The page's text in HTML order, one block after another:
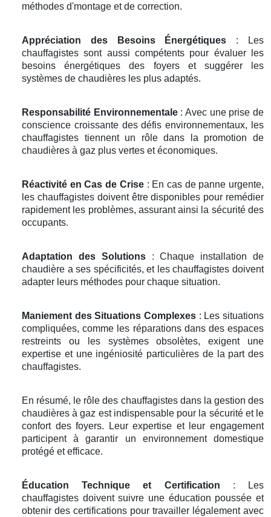
méthodes d'montage et de correction.
Appréciation des Besoins Énergétiques : Les
chauffagistes sont aussi compétents pour évaluer les
besoins énergétiques des foyers et suggérer les
systèmes de chaudières les plus adaptés.
Responsabilité Environnementale: Avec une prise de
conscience croissante des défis environnementaux, les
chauffagistes tiennent un rôle dans la promotion de
chaudières à gaz plus vertes et économiques.
Réactivité en Cas de Crise: En cas de panne urgente,
les chauffagistes doivent être disponibles pour remédier
rapidement les problèmes, assurant ainsi la sécurité des
occupants.
Adaptation des Solutions: Chaque installation de
chaudière a ses spécificités, et les chauffagistes doivent
adapter leurs méthodes pour chaque situation.
Maniement des Situations Complexes : Les situations
compliquées, comme les réparations dans des espaces
restreints ou les systèmes obsolètes, exigent une
expertise et une ingéniosité particulières de la part des
chauffagistes.
En résumé, le rôle des chauffagistes dans la gestion des
chaudières à gaz est indispensable pour la sécurité et le
confort des foyers. Leur expertise et leur engagement
participent à garantir un environnement domestique
protégé et efficace.
Éducation Technique et Certification : Les
chauffagistes doivent suivre une éducation poussée et
obtenir des certifications pour travailler légalement avec